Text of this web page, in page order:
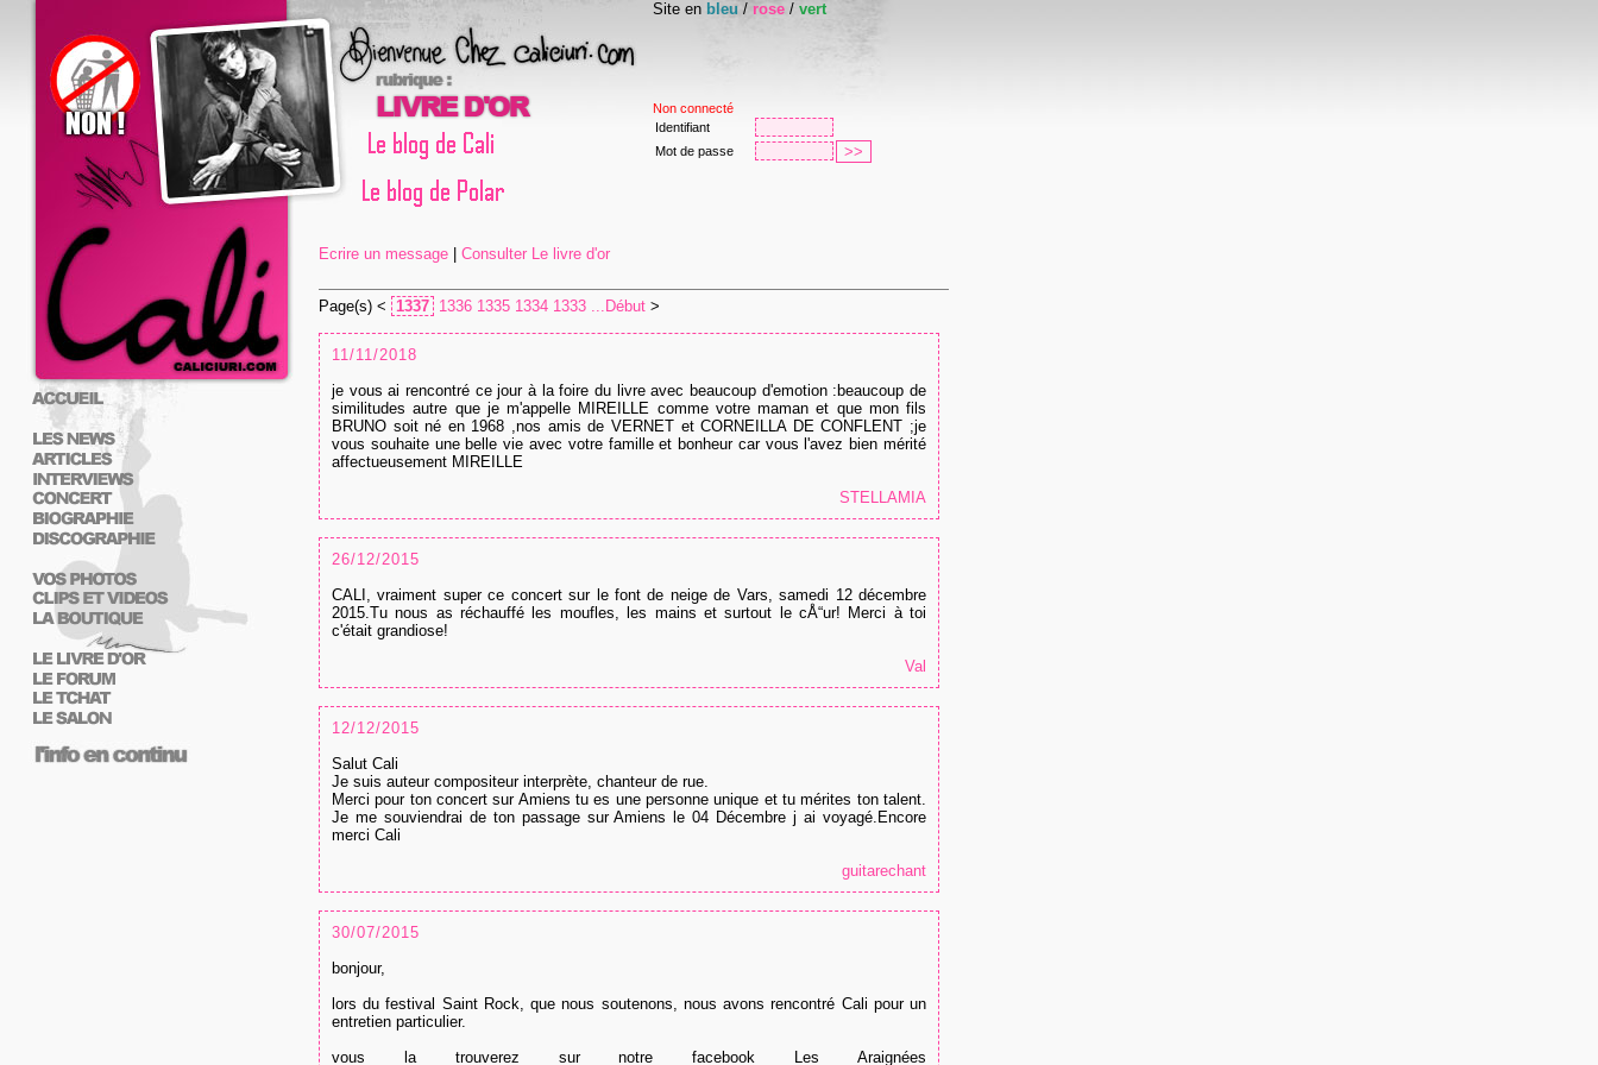
Site en bleu / rose / vert
Non connecté
Identifiant
Mot de passe
Ecrire un message Consulter Le livre d'or
Page(s) < 1337 1336 1335 1334 1333 ...Début >
11/11/2018
je vous ai rencontré ce jour à la foire du livre avec beaucoup d'emotion :beaucoup de
similitudes autre que je m'appelle MIREILLE comme votre maman et que mon fils
BRUNO soit né en 1968 ,nos amis de VERNET et CORNEILLA DE CONFLENT ;je
vous souhaite une belle vie avec votre famille et bonheur car vous l'avez bien mérité
affectueusement MIREILLE
STELLAMIA
26/12/2015
CALI, vraiment super ce concert sur le font de neige de Vars, samedi 12 décembre
2015.Tu nous as réchauffé les moufles, les mains et surtout le cÅ“ur! Merci à toi
c'était grandiose!
Val
12/12/2015
Salut Cali
Je suis auteur compositeur interprète, chanteur de rue.
Merci pour ton concert sur Amiens tu es une personne unique et tu mérites ton talent.
Je me souviendrai de ton passage sur Amiens le 04 Décembre j ai voyagé.Encore
merci Cali
guitarechant
30/07/2015
bonjour,
lors du festival Saint Rock, que nous soutenons, nous avons rencontré Cali pour un
entretien particulier.
vous la trouverez sur notre facebook Les Araignées